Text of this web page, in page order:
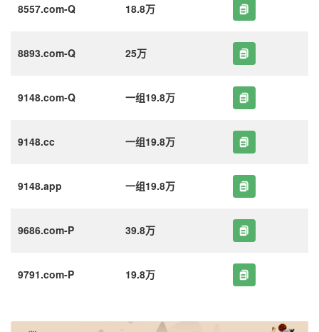
8557.com-Q 18.8万
8893.com-Q 25万
9148.com-Q 一组19.8万
9148.cc 一组19.8万
9148.app 一组19.8万
9686.com-P 39.8万
9791.com-P 19.8万